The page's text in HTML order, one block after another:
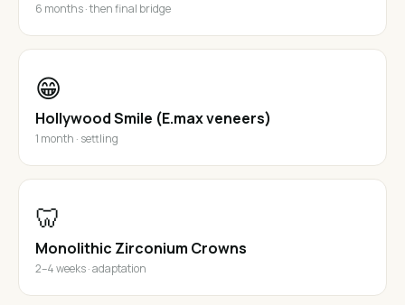
6 months · then final bridge
😁
Hollywood Smile (E.max veneers)
1 month · settling
🦷
Monolithic Zirconium Crowns
2–4 weeks · adaptation